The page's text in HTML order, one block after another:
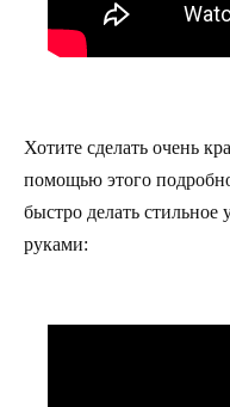
Хотите сделать очень
помощью этого
быстро делать
руками: